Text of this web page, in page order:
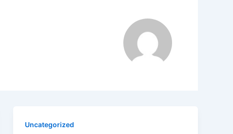
Uncategorized